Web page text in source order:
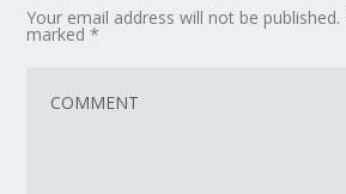
Your email address will not be published.
marked*